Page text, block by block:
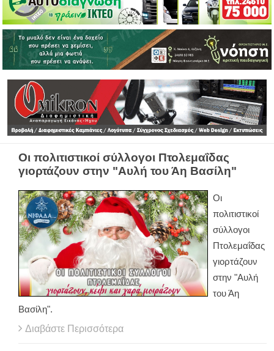
Οι πολιτιστικοί σύλλογοι Πτολεμαΐδας
γιορτάζουν στην "Αυλή του Άη Βασίλη"
Οι
πολιτιστικοί
σύλλογοι
Πτολεμαΐδας
γιορτάζουν
στην "Αυλή
του Άη
Βασίλη".
Διαβάστε Περισσότερα